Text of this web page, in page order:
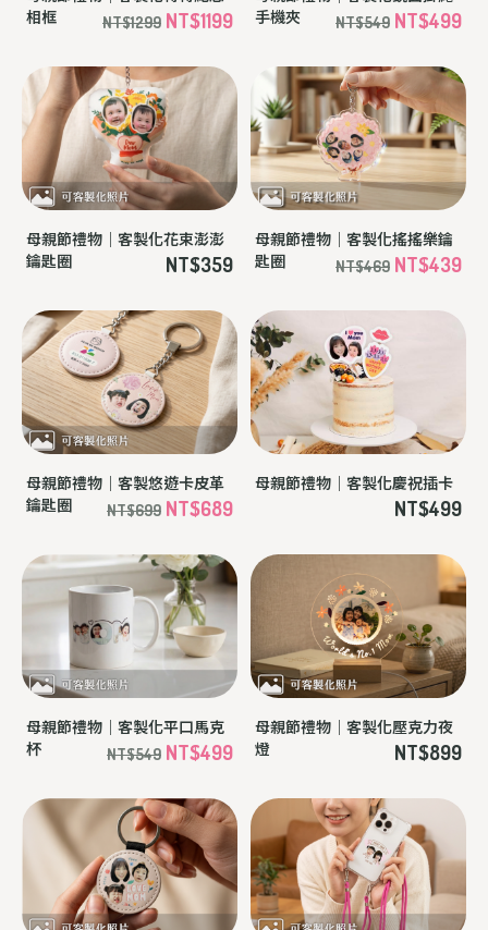
相框
NT$1299 NT$1199
手機夾
NT$549 NT$499
母親節禮物｜客製化花束澎澎
鑰匙圈
NT$359
母親節禮物｜客製化搖搖樂鑰
匙圈
NT$469 NT$439
母親節禮物｜客製悠遊卡皮革
鑰匙圈
NT$699 NT$689
母親節禮物｜客製化慶祝插卡
NT$499
母親節禮物｜客製化平口馬克
杯
NT$549 NT$499
母親節禮物｜客製化壓克力夜
燈
NT$899